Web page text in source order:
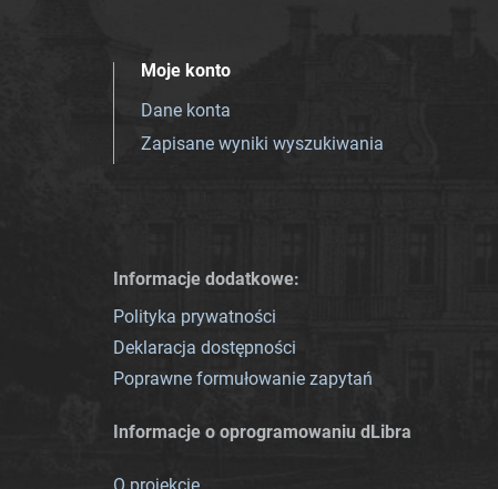
Moje konto
Dane konta
Zapisane wyniki wyszukiwania
Informacje dodatkowe:
Polityka prywatności
Deklaracja dostępności
Poprawne formułowanie zapytań
Informacje o oprogramowaniu dLibra